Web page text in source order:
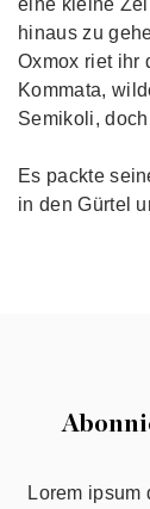
hinaus zu
Oxmox riet ihr
Kommata,
Semikoli,
Es packte
in den Gürtel
Lorem